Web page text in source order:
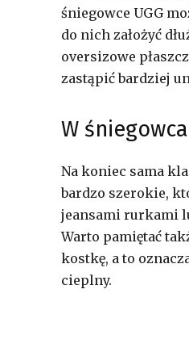
śniegowce UGG
do nich założyć
oversizowe
zastąpić bardziej
W
Na koniec sama
bardzo szerokie,
jeansami rurkami
Warto pamiętać
kostkę, a to
cieplny.